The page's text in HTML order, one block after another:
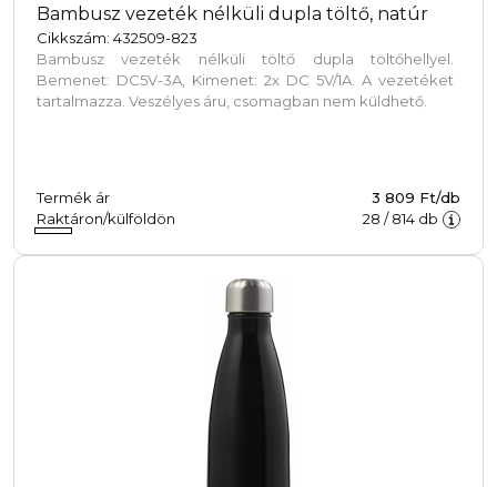
Bambusz vezeték nélküli dupla töltő, natúr
Cikkszám: 432509-823
Bambusz vezeték nélküli töltő dupla töltőhellyel.
Bemenet: DC5V-3A, Kimenet: 2x DC 5V/1A. A vezetéket
tartalmazza. Veszélyes áru, csomagban nem küldhető.
Termék ár
3 809 Ft/db
Raktáron/külföldön
28 /814 db